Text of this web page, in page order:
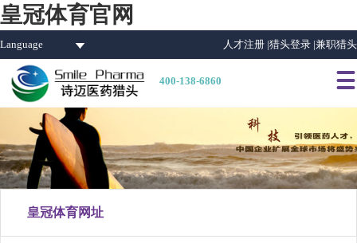
皇冠体育官网
Language 人才注册 |猎头登录 |兼职猎头
400-138-6860 
皇冠体育网址